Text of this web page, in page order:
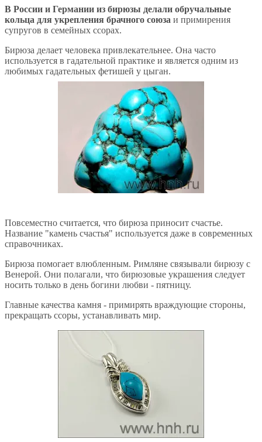
В России и Германии из бирюзы делали обручальные
кольца для укрепления брачного союза и примирения
супругов в семейных ссорах.
Бирюза делает человека привлекательнее. Она часто
используется в гадательной практике и является одним из
любимых гадательных фетишей у цыган.
Повсеместно считается, что бирюза приносит счастье.
Название "камень счастья" используется даже в современных
справочниках.
Бирюза помогает влюбленным. Римляне связывали бирюзу с
Венерой. Они полагали, что бирюзовые украшения следует
носить только в день богини любви - пятницу.
Главные качества камня - примирять враждующие стороны,
прекращать ссоры, устанавливать мир.